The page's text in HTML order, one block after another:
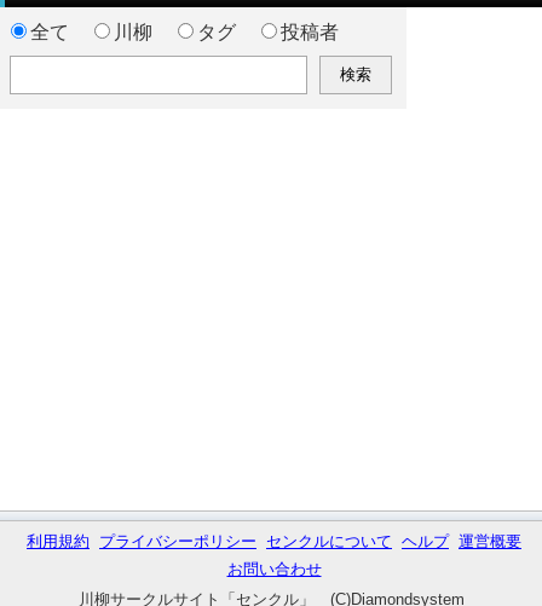
全て 川柳 タグ 投稿者
利用規約 プライバシーポリシー センクルについて ヘルプ 運営概要
お問い合わせ
川柳サークルサイト「センクル」 (C)Diamondsystem